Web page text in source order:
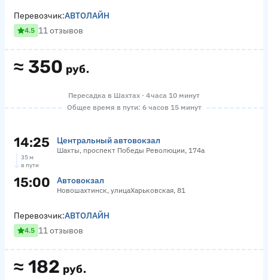
≈ 350 руб.
Перевозчик:АВТОЛАЙН
4.5 11 отзывов
Пересадка в Шахтах · 4 часа 10 минут
Общее время в пути: 6 часов 15 минут
14:25 Центральный автовокзал
Шахты, проспект Победы Революции, 174а
35 м
в пути
15:00 Автовокзал
Новошахтинск, улицаХарьковская, 81
≈ 182 руб.
Перевозчик:АВТОЛАЙН
4.5 11 отзывов